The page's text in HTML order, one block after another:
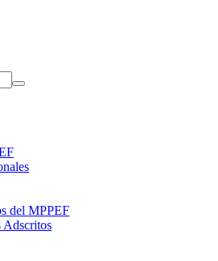
del MPPEF
Adscritos